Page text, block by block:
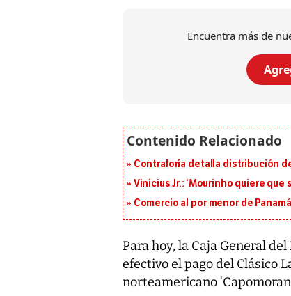
Encuentra más de
Contraloría detalla distribución
Vinícius Jr.: ‘Mourinho quiere
Comercio al por menor de
Para hoy, la Caja General
efectivo el pago del Clásico
norteamericano